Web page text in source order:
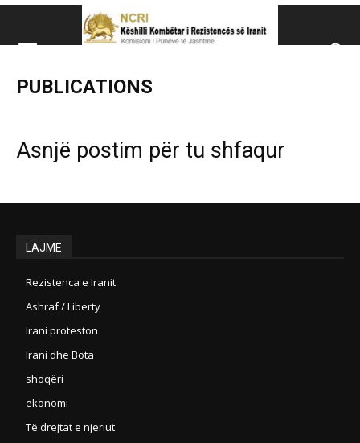
Këshillit Kombëtar të Rezistencës së Iranit (NCRI)
PUBLICATIONS
Asnjë postim për tu shfaqur
LAJME
Rezistenca e Iranit
Ashraf / Liberty
Irani proteston
Irani dhe Bota
shoqëri
ekonomi
Të drejtat e njeriut